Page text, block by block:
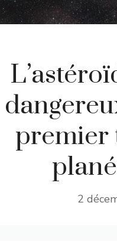
premier
2